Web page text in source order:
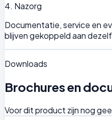
4. Nazorg
Documentatie, service en
blijven gekoppeld aan
Downloads
Brochures en
Voor dit product zijn nog